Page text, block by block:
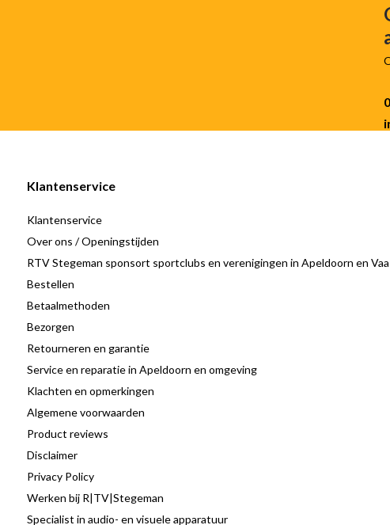
Klantenservice
Klantenservice
Over ons / Openingstijden
RTV Stegeman sponsort sportclubs en verenigingen in Apeldoorn en
Bestellen
Betaalmethoden
Bezorgen
Retourneren en garantie
Service en reparatie in Apeldoorn en omgeving
Klachten en opmerkingen
Algemene voorwaarden
Product reviews
Disclaimer
Privacy Policy
Werken bij R|TV|Stegeman
Specialist in audio- en visuele apparatuur